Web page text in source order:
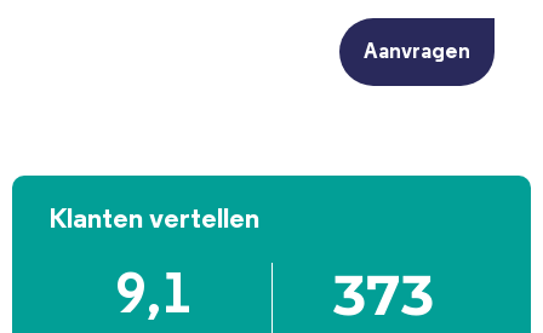
Klanten vertellen
9,1 373